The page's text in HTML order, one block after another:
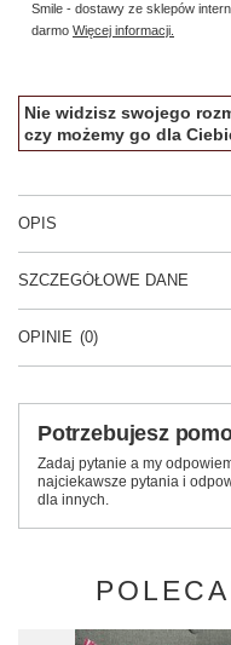
Smile - dostawy ze sklepów
darmo Więcej informacji.
Nie widzisz swojego
czy możemy go dla
OPIS
SZCZEGÓŁOWE DANE
OPINIE (0)
Potrzebujesz
Zadaj pytanie a my
najciekawsze pytania i
dla innych.